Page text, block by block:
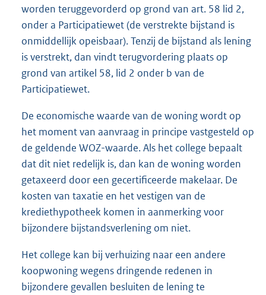
worden teruggevorderd op grond van art. 58 lid 2,
onder a Participatiewet (de verstrekte bijstand is
onmiddellijk opeisbaar). Tenzij de bijstand als lening
is verstrekt, dan vindt terugvordering plaats op
grond van artikel 58, lid 2 onder b van de
Participatiewet.
De economische waarde van de woning wordt op
het moment van aanvraag in principe vastgesteld op
de geldende WOZ-waarde. Als het college bepaalt
dat dit niet redelijk is, dan kan de woning worden
getaxeerd door een gecertificeerde makelaar. De
kosten van taxatie en het vestigen van de
krediethypotheek komen in aanmerking voor
bijzondere bijstandsverlening om niet.
Het college kan bij verhuizing naar een andere
koopwoning wegens dringende redenen in
bijzondere gevallen besluiten de lening te